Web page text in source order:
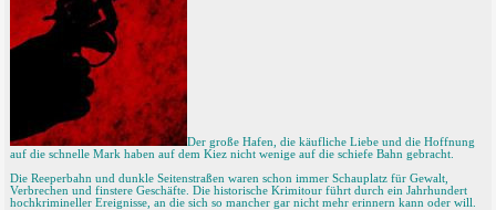
Der große Hafen, die käufliche Liebe und die Hoffnung
auf die schnelle Mark haben auf dem Kiez nicht wenige auf die schiefe Bahn gebracht.
Die Reeperbahn und dunkle Seitenstraßen waren schon immer Schauplatz für Gewalt,
Verbrechen und finstere Geschäfte. Die historische Krimitour führt durch ein Jahrhundert
hochkrimineller Ereignisse, an die sich so mancher gar nicht mehr erinnern kann oder will.